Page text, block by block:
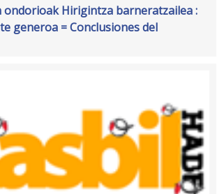
Hirigintza barneratzailea :
generoa = Conclusiones del